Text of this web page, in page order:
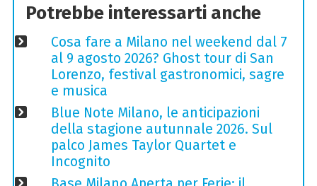
Potrebbe interessarti anche
Cosa fare a Milano nel weekend dal 7
al 9 agosto 2026? Ghost tour di San
Lorenzo, festival gastronomici, sagre
e musica
Blue Note Milano, le anticipazioni
della stagione autunnale 2026. Sul
palco James Taylor Quartet e
Incognito